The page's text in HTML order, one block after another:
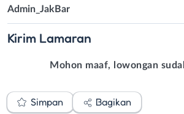
Admin_JakBar
Kirim Lamaran
Mohon maaf, lowongan
Simpan Bagikan